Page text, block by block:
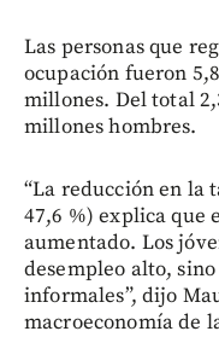
Las personas que
ocupación fueron
millones. Del total
millones hombres.
“La reducción en la
47,6 %) explica que
aumentado. Los
desempleo alto,
informales”, dijo
macroeconomía de